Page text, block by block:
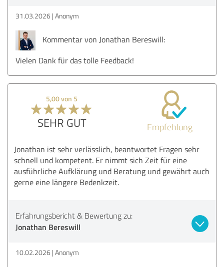
31.03.2026 Anonym
Kommentar von Jonathan Bereswill:
Vielen Dank für das tolle Feedback!
5,00 von 5
SEHR GUT Empfehlung
Jonathan ist sehr verlässlich, beantwortet Fragen sehr
schnell und kompetent. Er nimmt sich Zeit für eine
ausführliche Aufklärung und Beratung und gewährt auch
gerne eine längere Bedenkzeit.
Erfahrungsbericht & Bewertung zu:
Jonathan Bereswill
10.02.2026 Anonym